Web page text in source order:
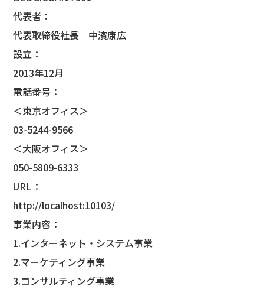
代表者：
代表取締役社長 中濱康広
設立：
2013年12月
電話番号：
＜東京オフィス＞
03-5244-9566
＜大阪オフィス＞
050-5809-6333
URL：
http://localhost:10103/
事業内容：
1.インターネット・システム事業
2.マーケティング事業
3.コンサルティング事業